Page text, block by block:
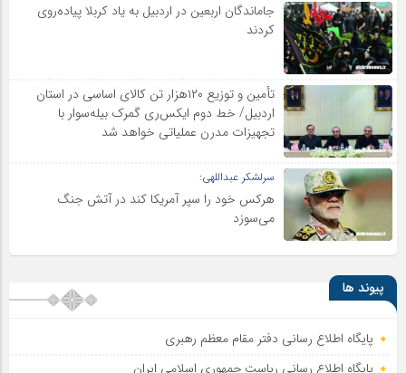
جاماندگان اربعین در اردبیل به یاد کربلا پیاده‌روی
کردند
تأمین و توزیع ۱۲۰هزار تن کالای اساسی در استان
اردبیل/ خط دوم ایکس‌ری گمرک بیله‌سوار با
تجهیزات مدرن عملیاتی خواهد شد
سرلشکر عبداللهی:
هرکس خود را سپر آمریکا کند در آتش جنگ
می‌سوزد
پیوند ها
پایگاه اطلاع رسانی دفتر مقام معظم رهبری